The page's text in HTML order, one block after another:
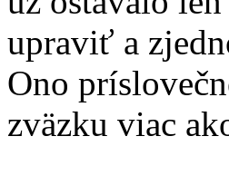
upraviť a
Ono
zväzku viac